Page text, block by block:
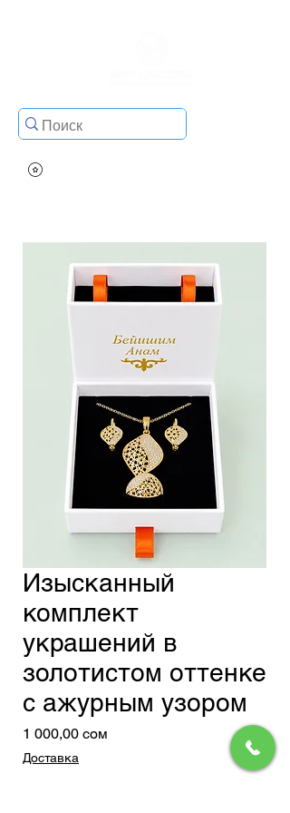
Изысканный
комплект
украшений в
золотистом оттенке
с ажурным узором
1 000,00 сом
Доставка